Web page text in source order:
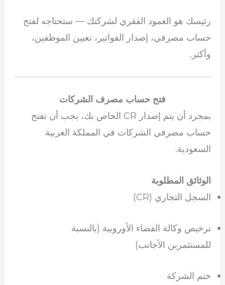
رئيسك هو العمود الفقري لشركتك — ستحتاجه لفتح
حساب مصرفي، إصدار الفواتير، تعيين الموظفين،
وأكثر.
فتح حساب مصرف الشركات
بمجرد أن يتم إصدار CR الخاص بك، يجب أن تفتح
حساب مصرفي الشركات في المملكة العربية
السعودية.
الوثائق المطلوبة
السجل التجاري (CR)
ترخيص وكالة الفضاء الأوروبية (بالنسبة
للمستثمرين الأجانب)
ختم الشركة